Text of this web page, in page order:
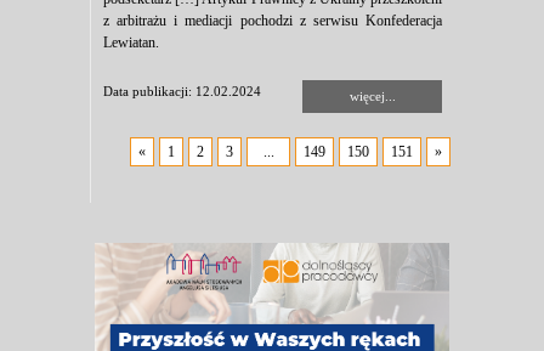
z arbitrażu i mediacji pochodzi z serwisu Konfederacja
Lewiatan.
Data publikacji: 12.02.2024 więcej...
« 1 2 3 ... 149 150 151 »